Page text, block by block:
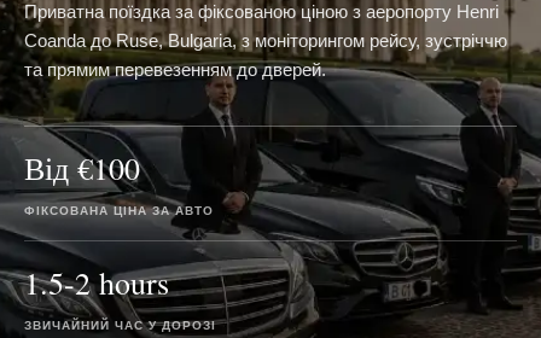
Приватна поїздка за фіксованою ціною з аеропорту Henri
Coanda до Ruse, Bulgaria, з моніторингом рейсу, зустріччю
та прямим перевезенням до дверей.
Від €100
ФІКСОВАНА ЦІНА ЗА АВТО
1.5-2 hours
ЗВИЧАЙНИЙ ЧАС У ДОРОЗІ